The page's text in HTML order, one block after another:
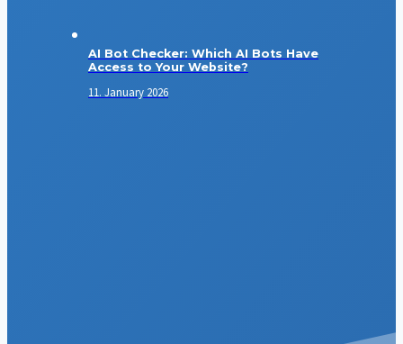
AI Bot Checker: Which AI Bots Have
Access to Your Website?
11. January 2026